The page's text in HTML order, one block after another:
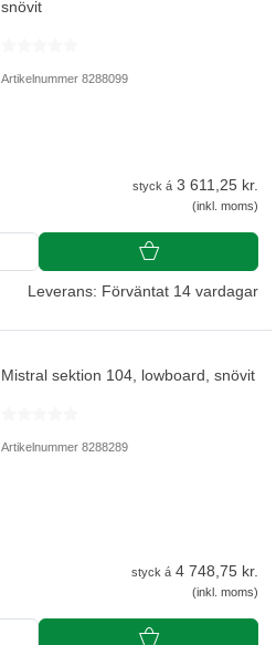
snövit
Artikelnummer 8288099
styck á 3 611,25 kr.
(inkl. moms)
Leverans: Förväntat 14 vardagar
Mistral sektion 104, lowboard, snövit
Artikelnummer 8288289
styck á 4 748,75 kr.
(inkl. moms)